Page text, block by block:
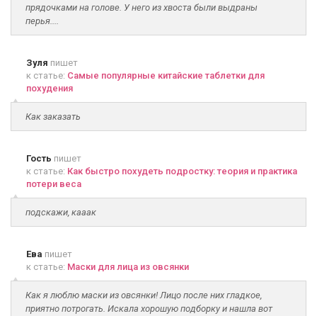
прядочками на голове. У него из хвоста были выдраны
перья....
Зуля пишет
к статье: Самые популярные китайские таблетки для
похудения
Как заказать
Гость пишет
к статье: Как быстро похудеть подростку: теория и практика
потери веса
подскажи, кааак
Ева пишет
к статье: Маски для лица из овсянки
Как я люблю маски из овсянки! Лицо после них гладкое,
приятно потрогать. Искала хорошую подборку и нашла вот